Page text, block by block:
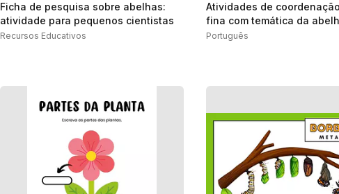
Ficha de pesquisa sobre abelhas:
atividade para pequenos cientistas
Recursos Educativos
Atividades de
fina com temática da
Português